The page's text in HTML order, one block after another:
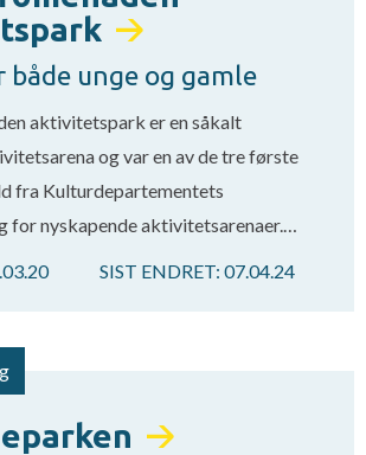
både unge og gamle
aktivitetspark er en såkalt
og var en av de tre første
fra Kulturdepartementets
for nyskapende aktivitetsarenaer.…
SIST ENDRET: 07.04.24